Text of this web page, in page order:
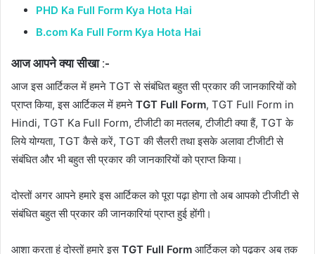
PHD Ka Full Form Kya Hota Hai
B.com Ka Full Form Kya Hota Hai
आज आपने क्या सीखा :-
आज इस आर्टिकल में हमने TGT से संबंधित बहुत सी प्रकार की जानकारियों को
प्राप्त किया, इस आर्टिकल में हमने TGT Full Form, TGT Full Form in
Hindi, TGT Ka Full Form, टीजीटी का मतलब, टीजीटी क्या हैं, TGT के
लिये योग्यता, TGT कैसे करें, TGT की सैलरी तथा इसके अलावा टीजीटी से
संबंधित और भी बहुत सी प्रकार की जानकारियों को प्राप्त किया।
दोस्तों अगर आपने हमारे इस आर्टिकल को पूरा पढ़ा होगा तो अब आपको टीजीटी से
संबंधित बहुत सी प्रकार की जानकारियां प्राप्त हुई होंगी।
आशा करता हूं दोस्तों हमारे इसTGT Full Form आर्टिकल को पढ़कर अब तक